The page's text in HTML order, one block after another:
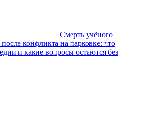
Смерть учёного
конфликта на парковке: что
и какие вопросы остаются без